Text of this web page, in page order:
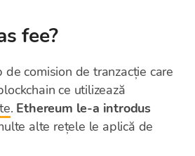
fee?
comision de tranzacție care
ce utilizează
. Ethereum le-a introdus
alte rețele le aplică de